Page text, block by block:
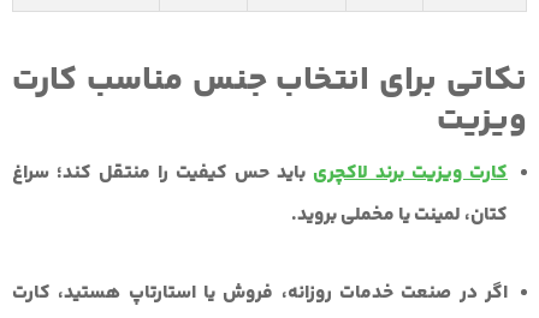
نکاتی برای انتخاب جنس مناسب کارت
ویزیت
کارت ویزیت برند لاکچری باید حس کیفیت را منتقل کند؛ سراغ
کتان، لمینت یا مخملی بروید.
اگر در صنعت خدمات روزانه، فروش یا استارتاپ هستید، کارت